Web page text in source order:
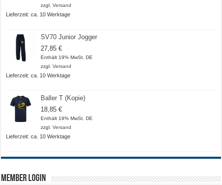
zzgl.Versand
Lieferzeit: ca. 10 Werktage
SV70 Junior Jogger
27,85€
Enthält 19% MwSt. DE
zzgl.Versand
Lieferzeit: ca. 10 Werktage
Baller T (Kopie)
18,85€
Enthält 19% MwSt. DE
zzgl.Versand
Lieferzeit: ca. 10 Werktage
Member Login